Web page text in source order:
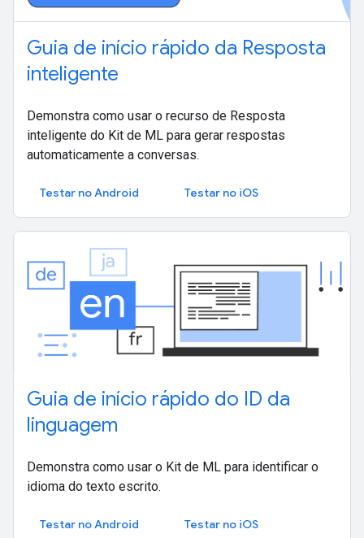
Guia de início rápido da Resposta
inteligente
Demonstra como usar o recurso de Resposta
inteligente do Kit de ML para gerar respostas
automaticamente a conversas.
Testar no Android Testar no iOS
Guia de início rápido do ID da
linguagem
Demonstra como usar o Kit de ML para identificar o
idioma do texto escrito.
Testar no Android Testar no iOS